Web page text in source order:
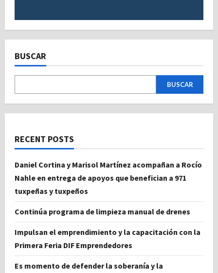
BUSCAR
BUSCAR
RECENT POSTS
Daniel Cortina y Marisol Martínez acompañan a Rocío
Nahle en entrega de apoyos que benefician a 971
tuxpeñas y tuxpeños
Continúa programa de limpieza manual de drenes
Impulsan el emprendimiento y la capacitación con la
Primera Feria DIF Emprendedores
Es momento de defender la soberanía y la